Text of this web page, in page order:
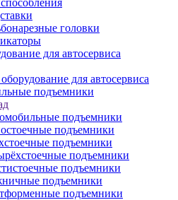
головки
для автосервиса
для автосервиса
подъемники
подъемники
подъемники
подъемники
подъемники
подъемники
подъемники
подъемники